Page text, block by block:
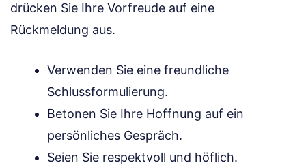
drücken Sie Ihre Vorfreude auf eine
Rückmeldung aus.
Verwenden Sie eine freundliche
Schlussformulierung.
Betonen Sie Ihre Hoffnung auf ein
persönliches Gespräch.
Seien Sie respektvoll und höflich.